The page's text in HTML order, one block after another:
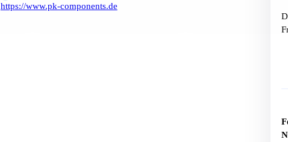
https://www.pk-components.de